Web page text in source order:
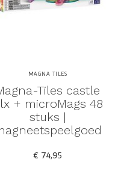
MAGNA TILES
Tiles castle
+ microMags 48
stuks |
€ 74,95